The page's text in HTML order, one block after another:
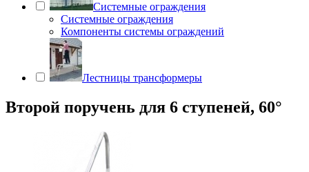
Системные ограждения
Системные ограждения
Компоненты системы ограждений
Лестницы трансформеры
Второй поручень для 6 ступеней, 60°